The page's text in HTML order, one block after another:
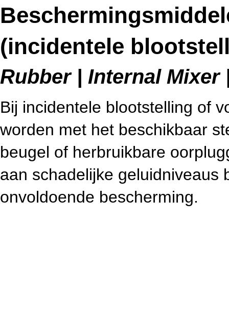
(incidentele
Rubber | Internal
Bij incidentele blootstelling of
worden met het beschikbaar
beugel of herbruikbare
aan schadelijke geluidniveaus
onvoldoende bescherming.